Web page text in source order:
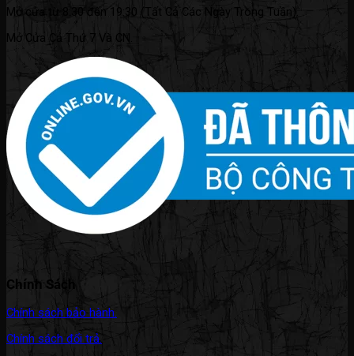
Mở cửa từ 8:30 đến 19:30 (Tất Cả Các Ngày Trong Tuần).
Mở Cửa Cả Thứ 7 Và CN.
Chính Sách
Chính sách bảo hành.
Chính sách đổi trả.